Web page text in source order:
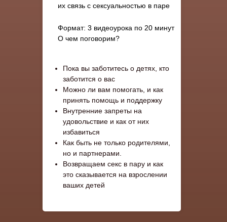
их связь с сексуальностью в паре
Формат: 3 видеоурока по 20 минут
О чем поговорим?
Пока вы заботитесь о детях, кто
заботится о вас
Можно ли вам помогать, и как
принять помощь и поддержку
Внутренние запреты на
удовольствие и как от них
избавиться
Как быть не только родителями,
но и партнерами.
Возвращаем секс в пару и как
это сказывается на взрослении
ваших детей